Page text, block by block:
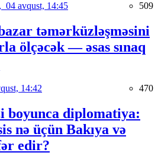
04 avqust, 14:45 509
təmərküzləşməsini
ölçəcək — əsas sınaq
14:42 470
boyunca diplomatiya:
nə üçün Bakıya və
edir?